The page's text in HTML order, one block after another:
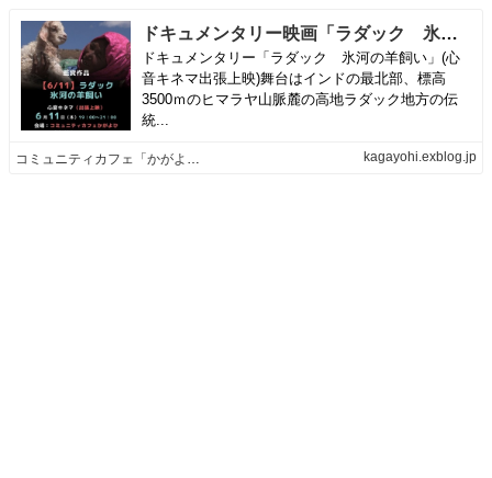
ドキュメンタリー映画「ラダック 氷河の羊飼い」(心音キネマ出張上映) | コミュニティカフェ「かがよひ」
ドキュメンタリー「ラダック 氷河の羊飼い」(心
音キネマ出張上映)舞台はインドの最北部、標高
3500ｍのヒマラヤ山脈麓の高地ラダック地方の伝
統...
コミュニティカフェ「かがよひ」 kagayohi.exblog.jp